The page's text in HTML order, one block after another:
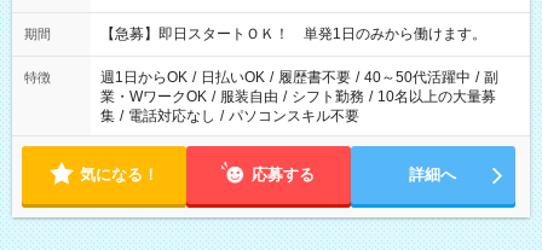
・13：00～22：00 ・22：00～翌6：00 など
期間 【急募】即日スタートＯＫ！ 単発1日のみから働けます。
特徴 週1日からOK / 日払いOK / 履歴書不要 / 40～50代活躍中 / 副
業・WワークOK / 服装自由 / シフト勤務 / 10名以上の大量募
集 / 電話対応なし / パソコンスキル不要
気になる！ 応募する 詳細へ